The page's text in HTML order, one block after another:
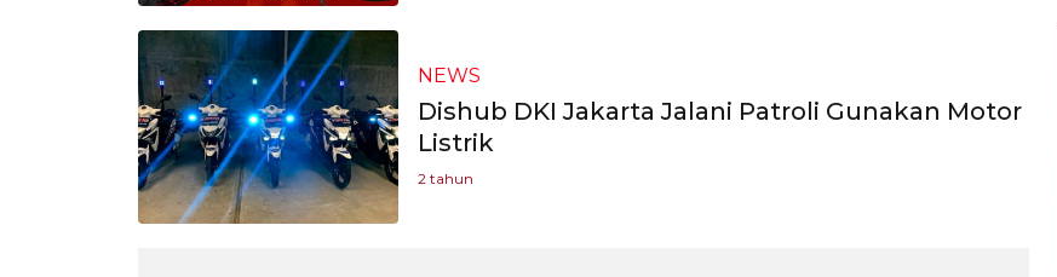
NEWS
Dishub DKI Jakarta Jalani Patroli Gunakan Motor
Listrik
2 tahun